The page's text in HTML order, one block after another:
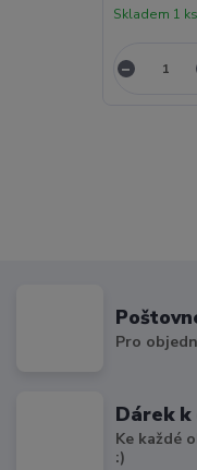
Skladem 1 ks
Pro
Dárek k
Ke každé
:)